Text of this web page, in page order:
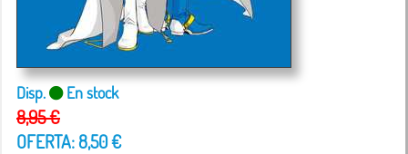
Disp. En stock
8,95 €
OFERTA: 8,50 €